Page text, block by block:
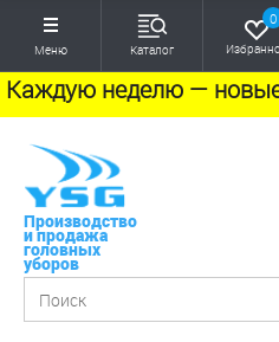
Меню Каталог
0
Каждую неделю —
Производство
и продажа
головных
уборов